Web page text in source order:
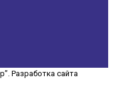
Разработка сайта